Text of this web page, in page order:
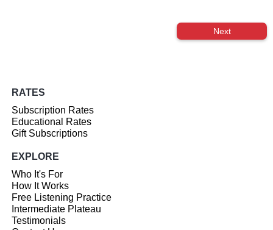
Next
RATES
Subscription Rates
Educational Rates
Gift Subscriptions
EXPLORE
Who It's For
How It Works
Free Listening Practice
Intermediate Plateau
Testimonials